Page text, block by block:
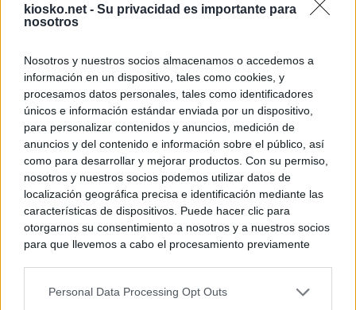
kiosko.net - Su privacidad es importante para
nosotros
Nosotros y nuestros socios almacenamos o accedemos a
información en un dispositivo, tales como cookies, y
procesamos datos personales, tales como identificadores
únicos e información estándar enviada por un dispositivo,
para personalizar contenidos y anuncios, medición de
anuncios y del contenido e información sobre el público, así
como para desarrollar y mejorar productos. Con su permiso,
nosotros y nuestros socios podemos utilizar datos de
localización geográfica precisa e identificación mediante las
características de dispositivos. Puede hacer clic para
otorgarnos su consentimiento a nosotros y a nuestros socios
para que llevemos a cabo el procesamiento previamente
negar su consentimiento. Tenga en cuenta que algún
Personal Data Processing Opt Outs